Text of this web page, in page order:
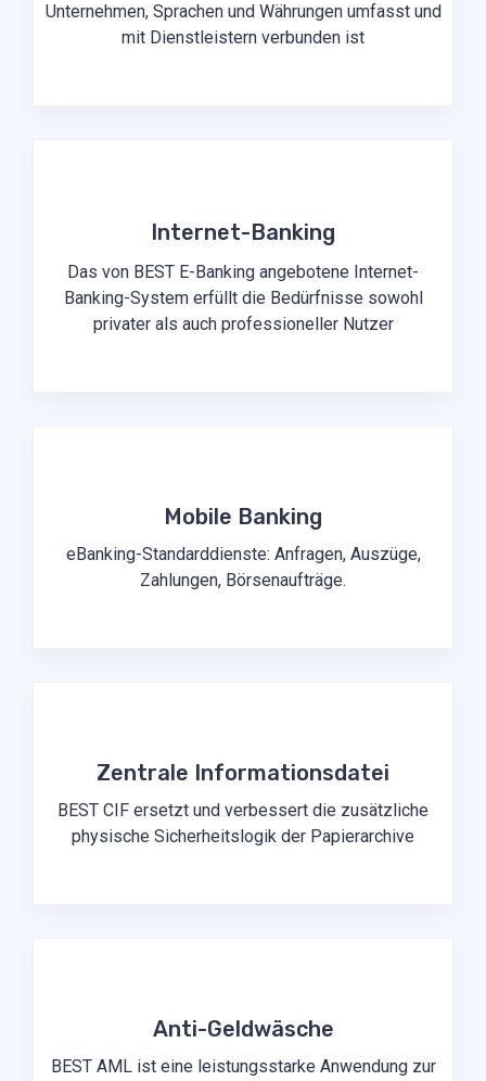
Unternehmen, Sprachen und Währungen umfasst und
mit Dienstleistern verbunden ist
Internet-Banking
Das von BEST E-Banking angebotene Internet-
Banking-System erfüllt die Bedürfnisse sowohl
privater als auch professioneller Nutzer
Mobile Banking
eBanking-Standarddienste: Anfragen, Auszüge,
Zahlungen, Börsenaufträge.
Zentrale Informationsdatei
BEST CIF ersetzt und verbessert die zusätzliche
physische Sicherheitslogik der Papierarchive
Anti-Geldwäsche
BEST AML ist eine leistungsstarke Anwendung zur